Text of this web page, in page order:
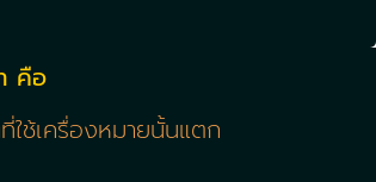
คือ
ใช้เครื่องหมายนั้นแตก